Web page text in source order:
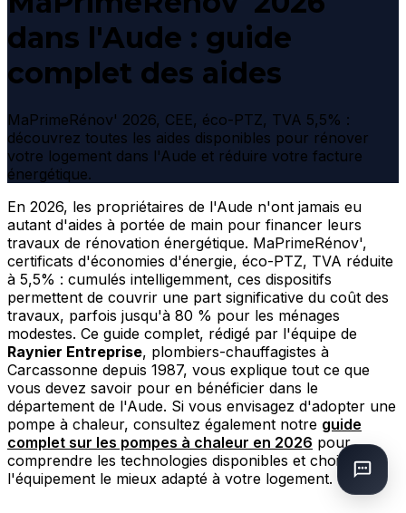
dans l'Aude : guide
complet des aides
MaPrimeRénov' 2026, CEE, éco-PTZ, TVA 5,5% :
découvrez toutes les aides disponibles pour rénover
votre logement dans l'Aude et réduire votre facture
énergétique.
En 2026, les propriétaires de l'Aude n'ont jamais eu
autant d'aides à portée de main pour financer leurs
travaux de rénovation énergétique. MaPrimeRénov',
certificats d'économies d'énergie, éco-PTZ, TVA réduite
à 5,5% : cumulés intelligemment, ces dispositifs
permettent de couvrir une part significative du coût des
travaux, parfois jusqu'à 80 % pour les ménages
modestes. Ce guide complet, rédigé par l'équipe de
Raynier Entreprise, plombiers-chauffagistes à
Carcassonne depuis 1987, vous explique tout ce que
vous devez savoir pour en bénéficier dans le
département de l'Aude. Si vous envisagez d'adopter une
pompe à chaleur, consultez également notre guide
complet sur les pompes à chaleur en 2026 pour
comprendre les technologies disponibles et choisir
l'équipement le mieux adapté à votre logement.